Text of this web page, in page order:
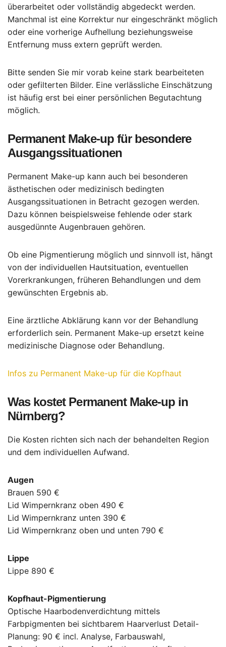
überarbeitet oder vollständig abgedeckt werden.
Manchmal ist eine Korrektur nur eingeschränkt möglich
oder eine vorherige Aufhellung beziehungsweise
Entfernung muss extern geprüft werden.
Bitte senden Sie mir vorab keine stark bearbeiteten
oder gefilterten Bilder. Eine verlässliche Einschätzung
ist häufig erst bei einer persönlichen Begutachtung
möglich.
Permanent Make-up für besondere
Ausgangssituationen
Permanent Make-up kann auch bei besonderen
ästhetischen oder medizinisch bedingten
Ausgangssituationen in Betracht gezogen werden.
Dazu können beispielsweise fehlende oder stark
ausgedünnte Augenbrauen gehören.
Ob eine Pigmentierung möglich und sinnvoll ist, hängt
von der individuellen Hautsituation, eventuellen
Vorerkrankungen, früheren Behandlungen und dem
gewünschten Ergebnis ab.
Eine ärztliche Abklärung kann vor der Behandlung
erforderlich sein. Permanent Make-up ersetzt keine
medizinische Diagnose oder Behandlung.
Infos zu Permanent Make-up für die Kopfhaut
Was kostet Permanent Make-up in
Nürnberg?
Die Kosten richten sich nach der behandelten Region
und dem individuellen Aufwand.
Augen
Brauen 590 €
Lid Wimpernkranz oben 490 €
Lid Wimpernkranz unten 390 €
Lid Wimpernkranz oben und unten 790 €
Lippe
Lippe 890 €
Kopfhaut-Pigmentierung
Optische Haarbodenverdichtung mittels
Farbpigmenten bei sichtbarem Haarverlust Detail-
Planung: 90 € incl. Analyse, Farbauswahl,